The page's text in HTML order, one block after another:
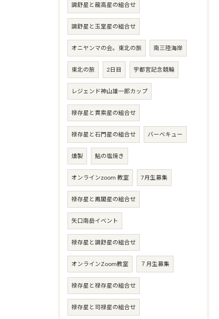
調舒星と龍高星の組合せ
調舒星と玉堂星の組合せ
オニヤンマの会。東北の旅 南三陸海岸
東北の旅 2日目 宇都宮記念競輪
レジェンド神山雄一郎カップ
禄存星と貫索星の組合せ
禄存星と石門星の組合せ バーベキュー
燻製 鮎の塩焼き
オンラインzoom 教室 7月生募集
禄存星と鳳閣星の組合せ
矢口南岳イベント
禄存星と調舒星の組合せ
オンラインZoom教室 ７月生募集
禄存星と禄存星の組合せ
禄存星と司禄星の組合せ